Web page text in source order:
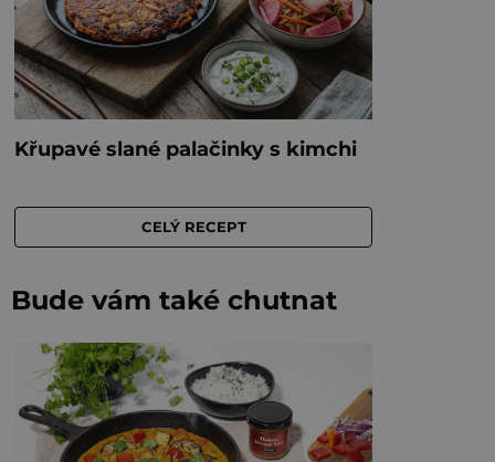
Bude vám také chutnat